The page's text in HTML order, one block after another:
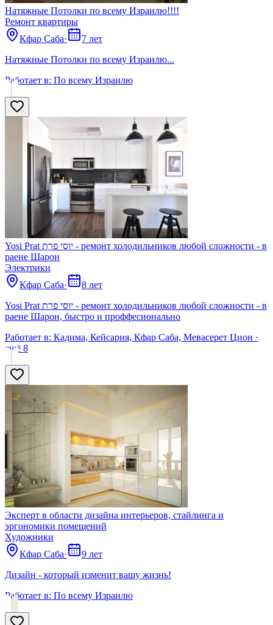
Натяжные Потолки по всему Израилю!!!!
Ремонт квартиры
Кфар Саба·
7 лет
Натяжные Потолки по всему Израилю...
Работает в: По всему Израилю
Yosi Prat יוסי פרת - ремонт холодильников любой сложности - в
раене Шарон
Электрики
Кфар Саба·
8 лет
Yosi Prat יוסי פרת - ремонт холодильников любой сложности - в
раене Шарон, быстро и проффесионально
Работает в: Кадима, Кейсария, Кфар Саба, Мевасерет Цион ·
ещё 8
Эксперт в области дизайна интерьеров, стайлинга и
эргономики помещений
Художники
Кфар Саба·
9 лет
Дизайн - который изменит вашу жизнь!
Работает в: По всему Израилю